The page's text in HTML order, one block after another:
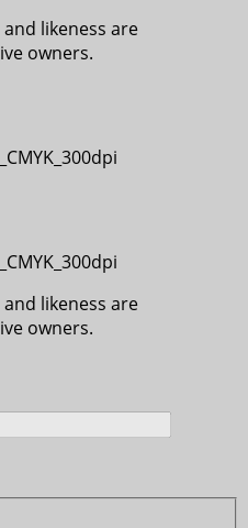
likeness are
owners.
likeness are
owners.